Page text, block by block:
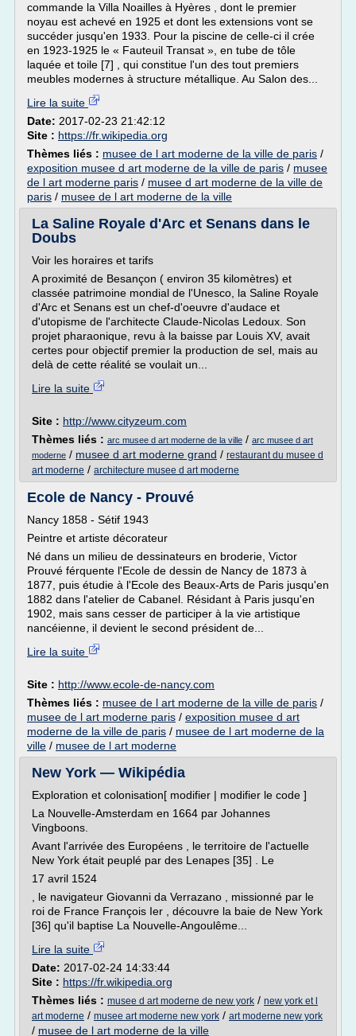
commande la Villa Noailles à Hyères , dont le premier
noyau est achevé en 1925 et dont les extensions vont se
succéder jusqu'en 1933. Pour la piscine de celle-ci il crée
en 1923-1925 le « Fauteuil Transat », en tube de tôle
laquée et toile [7] , qui constitue l'un des tout premiers
meubles modernes à structure métallique. Au Salon des...
Lire la suite
Date: 2017-02-23 21:42:12
Site : https://fr.wikipedia.org
Thèmes liés : musee de l art moderne de la ville de paris /
exposition musee d art moderne de la ville de paris / musee
de l art moderne paris / musee d art moderne de la ville de
paris / musee de l art moderne de la ville
La Saline Royale d'Arc et Senans dans le
Doubs
Voir les horaires et tarifs
A proximité de Besançon ( environ 35 kilomètres) et
classée patrimoine mondial de l'Unesco, la Saline Royale
d'Arc et Senans est un chef-d'oeuvre d'audace et
d'utopisme de l'architecte Claude-Nicolas Ledoux. Son
projet pharaonique, revu à la baisse par Louis XV, avait
certes pour objectif premier la production de sel, mais au
delà de cette réalité se voulait un...
Lire la suite
Site : http://www.cityzeum.com
Thèmes liés : arc musee d art moderne de la ville / arc musee d art
moderne / musee d art moderne grand / restaurant du musee d
art moderne / architecture musee d art moderne
Ecole de Nancy - Prouvé
Nancy 1858 - Sétif 1943
Peintre et artiste décorateur
Né dans un milieu de dessinateurs en broderie, Victor
Prouvé férquente l'Ecole de dessin de Nancy de 1873 à
1877, puis étudie à l'Ecole des Beaux-Arts de Paris jusqu'en
1882 dans l'atelier de Cabanel. Résidant à Paris jusqu'en
1902, mais sans cesser de participer à la vie artistique
nancéienne, il devient le second président de...
Lire la suite
Site : http://www.ecole-de-nancy.com
Thèmes liés : musee de l art moderne de la ville de paris /
musee de l art moderne paris / exposition musee d art
moderne de la ville de paris / musee de l art moderne de la
ville / musee de l art moderne
New York — Wikipédia
Exploration et colonisation[ modifier | modifier le code ]
La Nouvelle-Amsterdam en 1664 par Johannes
Vingboons.
Avant l'arrivée des Européens , le territoire de l'actuelle
New York était peuplé par des Lenapes [35] . Le
17 avril 1524
, le navigateur Giovanni da Verrazano , missionné par le
roi de France François Ier , découvre la baie de New York
[36] qu'il baptise La Nouvelle-Angoulême...
Lire la suite
Date: 2017-02-24 14:33:44
Site : https://fr.wikipedia.org
Thèmes liés : musee d art moderne de new york / new york et l
art moderne / musee art moderne new york / art moderne new york
/ musee de l art moderne de la ville